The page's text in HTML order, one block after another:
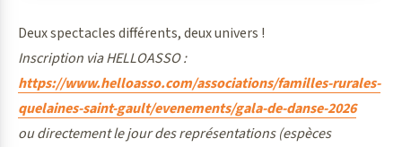
Deux spectacles différents, deux univers !
Inscription via HELLOASSO :
https://www.helloasso.com/associations/familles-rurales-
quelaines-saint-gault/evenements/gala-de-danse-2026
ou directement le jour des représentations (espèces